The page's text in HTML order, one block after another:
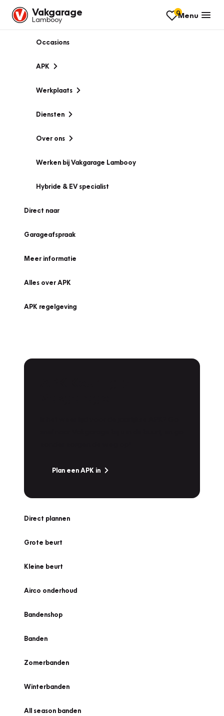
Vakgarage
Lambooy
0Menu
Occasions
APK
Werkplaats
Diensten
Over ons
Werken bij Vakgarage Lambooy
Hybride & EV specialist
Direct naar
Garageafspraak
Meer informatie
Alles over APK
APK regelgeving
Plan een APK in
Direct plannen
Grote beurt
Kleine beurt
Airco onderhoud
Bandenshop
Banden
Zomerbanden
Winterbanden
All season banden